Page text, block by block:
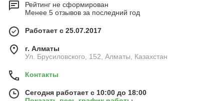
Рейтинг не сформирован
Менее 5 отзывов за последний год
Работает с 25.07.2017
г. Алматы
Ул. Брусиловского, 152, Алматы, Казахстан
Контакты
Сегодня работает с 10:00 до 18:00